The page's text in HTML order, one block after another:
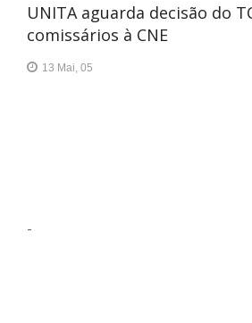
UNITA aguarda decisão do
comissários à CNE
13 Mai, 05
-